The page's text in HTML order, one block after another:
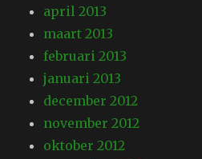
april 2013
maart 2013
februari 2013
januari 2013
december 2012
november 2012
oktober 2012